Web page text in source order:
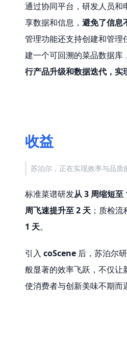
通过协同平台，研发人员和
享数据和信息， 避免了信息
管理功能还支持创建和管理
建一个可回溯的菜品数据库
行产品升级和数据迭代，实
收益
苏泊尔，正在实现效率与品质
标准菜谱研发从 3 周缩短至
周飞速提升至 2 天 ；质检流
1 天。
引入 coScene 后，苏泊尔
般显著的效率飞跃，不仅让
使消费者与创新美味不期而